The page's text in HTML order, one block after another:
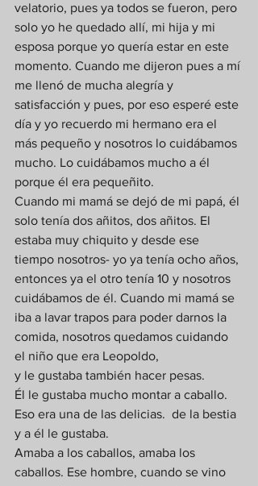
velatorio, pues ya todos se fueron, pero
solo yo he quedado allí, mi hija y mi
esposa porque yo quería estar en este
momento. Cuando me dijeron pues a mí
me llenó de mucha alegría y
satisfacción y pues, por eso esperé este
día y yo recuerdo mi hermano era el
más pequeño y nosotros lo cuidábamos
mucho. Lo cuidábamos mucho a él
porque él era pequeñito.
Cuando mi mamá se dejó de mi papá, él
solo tenía dos añitos, dos añitos. El
estaba muy chiquito y desde ese
tiempo nosotros- yo ya tenía ocho años,
entonces ya el otro tenía 10 y nosotros
cuidábamos de él. Cuando mi mamá se
iba a lavar trapos para poder darnos la
comida, nosotros quedamos cuidando
el niño que era Leopoldo,
y le gustaba también hacer pesas.
Él le gustaba mucho montar a caballo.
Eso era una de las delicias.  de la bestia
y a él le gustaba.
Amaba a los caballos, amaba los
caballos. Ese hombre, cuando se vino